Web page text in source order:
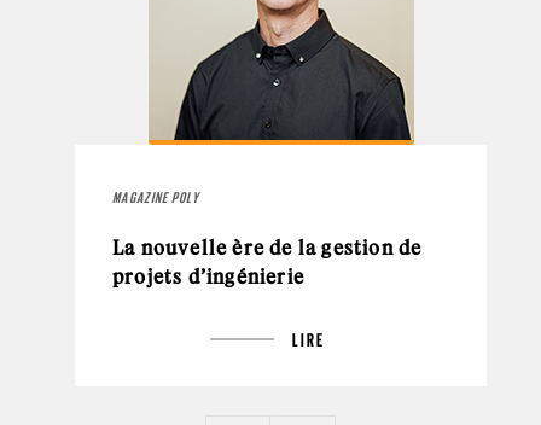
MAGAZINE POLY
La nouvelle ère de la gestion de
projets d’ingénierie
LIRE